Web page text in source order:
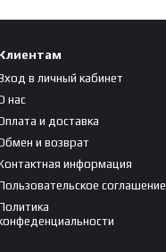
в личный кабинет
нас
и доставка
и возврат
информация
соглашение